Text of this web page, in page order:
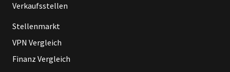
Verkaufsstellen
Stellenmarkt
VPN Vergleich
Finanz Vergleich